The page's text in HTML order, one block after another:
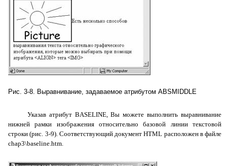
Рис. 3-8. Выравнивание, задаваемое атрибутом ABSMIDDLE
Указав атрибут BASELINE, Вы можете выполнить выравнивание
нижней рамки изображения относительно базовой линии текстовой
строки (рис. 3-9). Соответствующий документHTML расположен в файле
chap3\baseline.htm.